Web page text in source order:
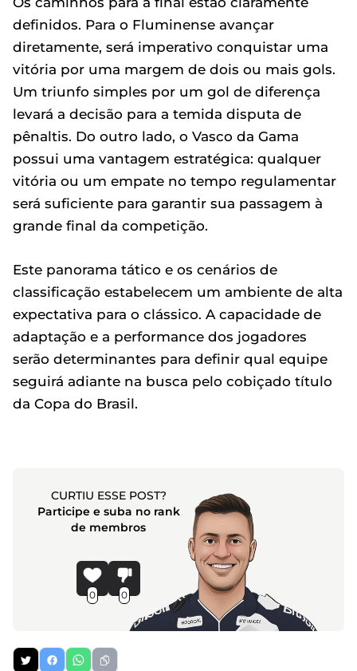
definidos. Para o Fluminense avançar
diretamente, será imperativo conquistar uma
vitória por uma margem de dois ou mais gols.
Um triunfo simples por um gol de diferença
levará a decisão para a temida disputa de
pênaltis. Do outro lado, o Vasco da Gama
possui uma vantagem estratégica: qualquer
vitória ou um empate no tempo regulamentar
será suficiente para garantir sua passagem à
grande final da competição.
Este panorama tático e os cenários de
classificação estabelecem um ambiente de alta
expectativa para o clássico. A capacidade de
adaptação e a performance dos jogadores
serão determinantes para definir qual equipe
seguirá adiante na busca pelo cobiçado título
da Copa do Brasil.
CURTIU ESSE POST?
Participe e suba no rank
de membros
0 0